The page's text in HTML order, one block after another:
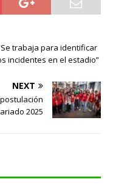
trabaja para identificar
incidentes en el estadio”
NEXT
2025